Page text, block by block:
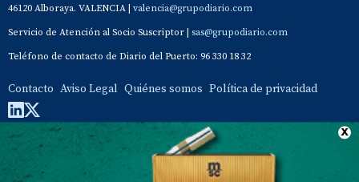
46120 Alboraya. VALENCIA | valencia@grupodiario.com
Servicio de Atención al Socio Suscriptor | sas@grupodiario.com
Teléfono de contacto de Diario del Puerto: 96 330 18 32
Contacto Aviso Legal Quiénes somos Política de privacidad